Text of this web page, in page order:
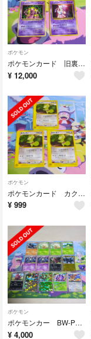
ポケモン
ポケモンカード 旧裏 ミュウツー4種セット
¥ 12,000
ポケモン
ポケモンカード カクレオン PROMO ３枚セット
¥ 999
ポケモン
ポケモンカー BW-P プロモ 13枚セット イーブイ ゼクロム等
¥ 4,000